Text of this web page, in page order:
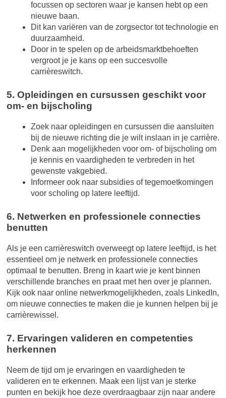
focussen op sectoren waar je kansen hebt op een
nieuwe baan.
Dit kan variëren van de zorgsector tot technologie en
duurzaamheid.
Door in te spelen op de arbeidsmarktbehoeften
vergroot je je kans op een succesvolle
carrièreswitch.
5. Opleidingen en cursussen geschikt voor
om- en bijscholing
Zoek naar opleidingen en cursussen die aansluiten
bij de nieuwe richting die je wilt inslaan in je carrière.
Denk aan mogelijkheden voor om- of bijscholing om
je kennis en vaardigheden te verbreden in het
gewenste vakgebied.
Informeer ook naar subsidies of tegemoetkomingen
voor scholing op latere leeftijd.
6. Netwerken en professionele connecties
benutten
Als je een carrièreswitch overweegt op latere leeftijd, is het
essentieel om je netwerk en professionele connecties
optimaal te benutten. Breng in kaart wie je kent binnen
verschillende branches en praat met hen over je plannen.
Kijk ook naar online netwerkmogelijkheden, zoals LinkedIn,
om nieuwe connecties te maken die je kunnen helpen bij je
carrièrewissel.
7. Ervaringen valideren en competenties
herkennen
Neem de tijd om je ervaringen en vaardigheden te
valideren en te erkennen. Maak een lijst van je sterke
punten en bekijk hoe deze overdraagbaar zijn naar andere